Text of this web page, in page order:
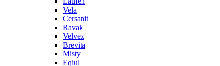
Vela
Cersanit
Ravak
Velvex
Brevita
Misty
Eqiul